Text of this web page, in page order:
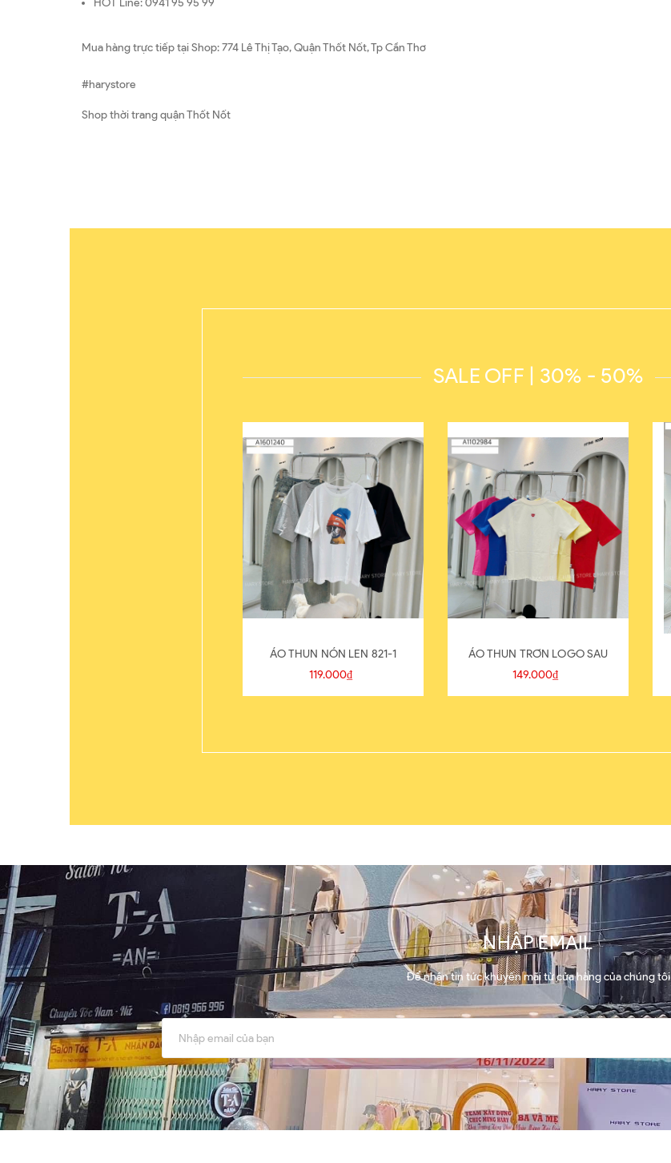
HOT Line: 0941 95 95 99
Mua hàng trực tiếp tại Shop: 774 Lê Thị Tạo, Quận Thốt Nốt, Tp Cần Thơ
#harystore
Shop thời trang quận Thốt Nốt
SALE OFF | 30% - 50%
ÁO THUN NÓN LEN 821-1
119.000₫
ÁO THUN TRƠN LOGO SAU
149.000₫
NHẬP EMAIL
Để nhận tin tức khuyến mãi từ cửa hàng của chúng tôi